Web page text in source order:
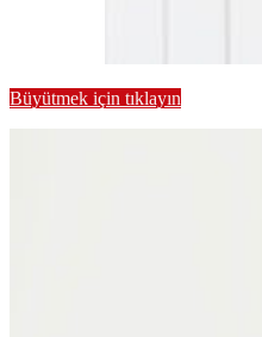
Büyütmek için tıklayın